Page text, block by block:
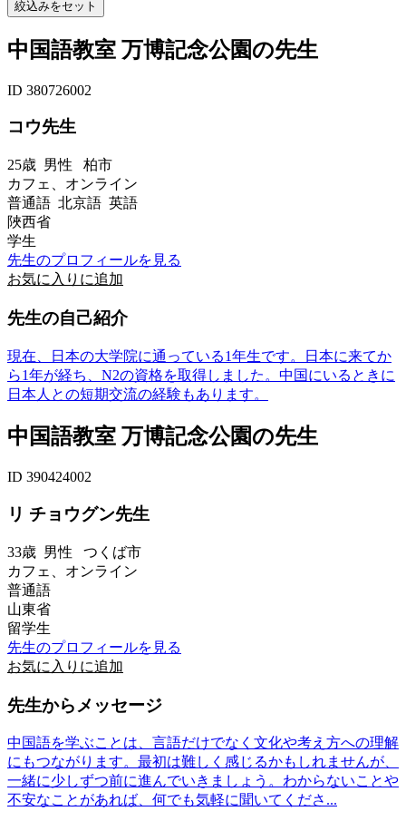
中国語教室 万博記念公園の先生
ID 380726002
コウ先生
25歳 男性 柏市
カフェ、オンライン
普通語 北京語 英語
陜西省
学生
先生のプロフィールを見る
お気に入りに追加
先生の自己紹介
現在、日本の大学院に通っている1年生です。日本に来てか
ら1年が経ち、N2の資格を取得しました。中国にいるときに
日本人との短期交流の経験もあります。
中国語教室 万博記念公園の先生
ID 390424002
リ チョウグン先生
33歳 男性 つくば市
カフェ、オンライン
普通語
山東省
留学生
先生のプロフィールを見る
お気に入りに追加
先生からメッセージ
中国語を学ぶことは、言語だけでなく文化や考え方への理解
にもつながります。最初は難しく感じるかもしれませんが、
一緒に少しずつ前に進んでいきましょう。わからないことや
不安なことがあれば、何でも気軽に聞いてくださ...